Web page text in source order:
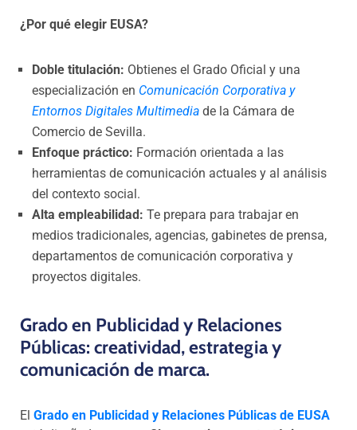
¿Por qué elegir EUSA?
Doble titulación: Obtienes el Grado Oficial y una
especialización en Comunicación Corporativa y
Entornos Digitales Multimedia de la Cámara de
Comercio de Sevilla.
Enfoque práctico: Formación orientada a las
herramientas de comunicación actuales y al análisis
del contexto social.
Alta empleabilidad: Te prepara para trabajar en
medios tradicionales, agencias, gabinetes de prensa,
departamentos de comunicación corporativa y
proyectos digitales.
Grado en Publicidad y Relaciones
Públicas: creatividad, estrategia y
comunicación de marca.
El Grado en Publicidad y Relaciones Públicas de EUSA